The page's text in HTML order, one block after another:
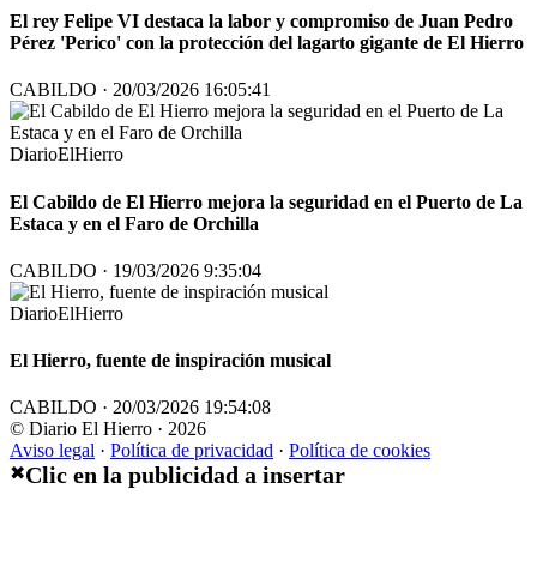
El rey Felipe VI destaca la labor y compromiso de Juan Pedro
Pérez 'Perico' con la protección del lagarto gigante de El Hierro
CABILDO · 20/03/2026 16:05:41
DiarioElHierro
El Cabildo de El Hierro mejora la seguridad en el Puerto de La
Estaca y en el Faro de Orchilla
CABILDO · 19/03/2026 9:35:04
DiarioElHierro
El Hierro, fuente de inspiración musical
CABILDO · 20/03/2026 19:54:08
© Diario El Hierro · 2026
Aviso legal · Política de privacidad · Política de cookies
✖Clic en la publicidad a insertar